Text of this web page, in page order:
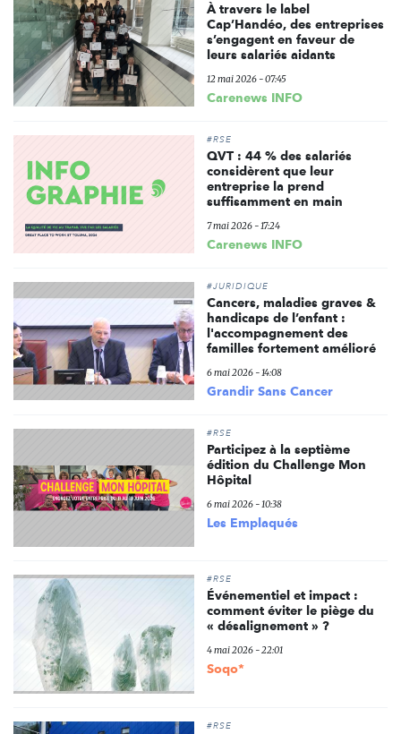
À travers le label
Cap’Handéo, des entreprises
s’engagent en faveur de
leurs salariés aidants
12 mai 2026 - 07:45
Carenews INFO
#RSE
QVT : 44 % des salariés
considèrent que leur
entreprise la prend
suffisamment en main
7 mai 2026 - 17:24
Carenews INFO
#JURIDIQUE
Cancers, maladies graves &
handicaps de l’enfant :
l'accompagnement des
familles fortement amélioré
6 mai 2026 - 14:08
Grandir Sans Cancer
#RSE
Participez à la septième
édition du Challenge Mon
Hôpital
6 mai 2026 - 10:38
Les Emplaqués
#RSE
Événementiel et impact :
comment éviter le piège du
« désalignement » ?
4 mai 2026 - 22:01
Soqo*
#RSE